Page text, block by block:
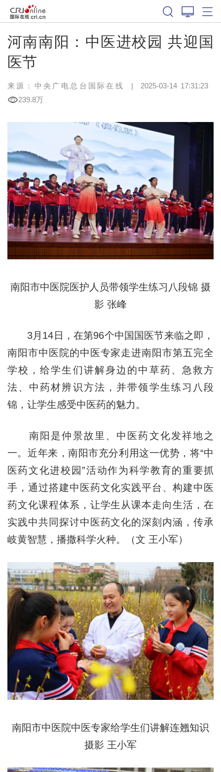
河南南阳：中医进校园 共迎国
医节
来源：中央广电总台国际在线 | 2025-03-14 17:31:23
239.8万
南阳市中医院医护人员带领学生练习八段锦 摄
影 张峰
3月14日，在第96个中国国医节来临之即，
南阳市中医院的中医专家走进南阳市第五完全
学校，给学生们讲解身边的中草药、急救方
法、中药材辨识方法，并带领学生练习八段
锦，让学生感受中医药的魅力。
南阳是仲景故里、中医药文化发祥地之
一。近年来，南阳市充分利用这一优势，将“中
医药文化进校园”活动作为科学教育的重要抓
手，通过搭建中医药文化实践平台、构建中医
药文化课程体系，让学生从课本走向生活，在
实践中共同探讨中医药文化的深刻内涵，传承
岐黄智慧，播撒科学火种。（文 王小军）
南阳市中医院中医专家给学生们讲解连翘知识
摄影 王小军